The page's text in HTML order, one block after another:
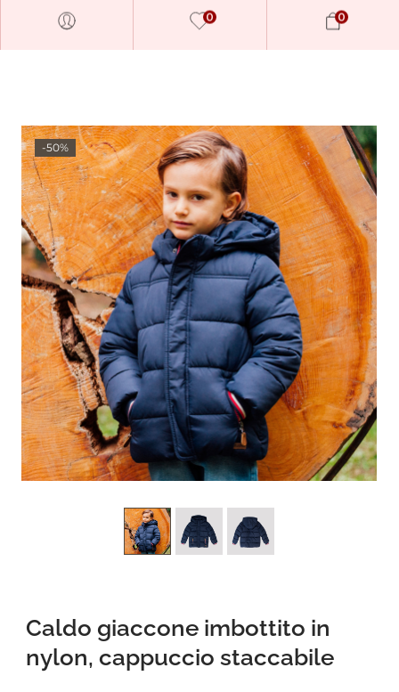
Millions of people around the
world visit Envato to buy and
sell creative assets, use smart
design templates, learn
creative skills or even hire
freelancers. With an industry-
leading marketplace paired
with an unlimited subscription
service, Envato helps creatives
like you get projects done
Careers
Privacy Policy
0 0
-50%
Caldo giaccone imbottito in
nylon, cappuccio staccabile